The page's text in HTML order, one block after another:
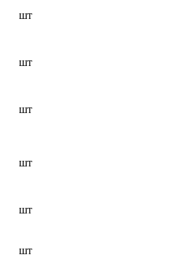
шт
шт
шт
шт
шт
шт